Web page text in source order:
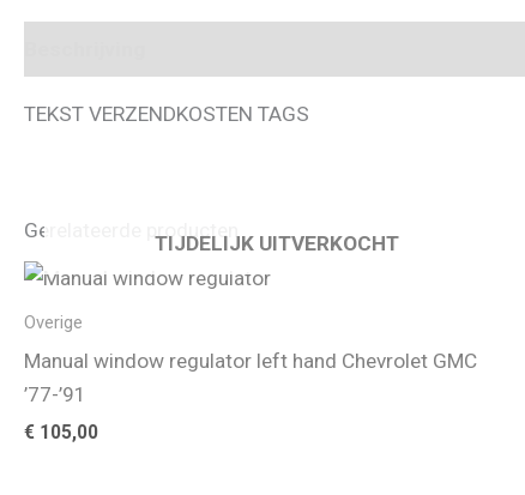
TEKST VERZENDKOSTEN TAGS
Gerelateerde producten
TIJDELIJK UITVERKOCHT
Overige
Manual window regulator left hand Chevrolet GMC
’77-’91
€ 105,00